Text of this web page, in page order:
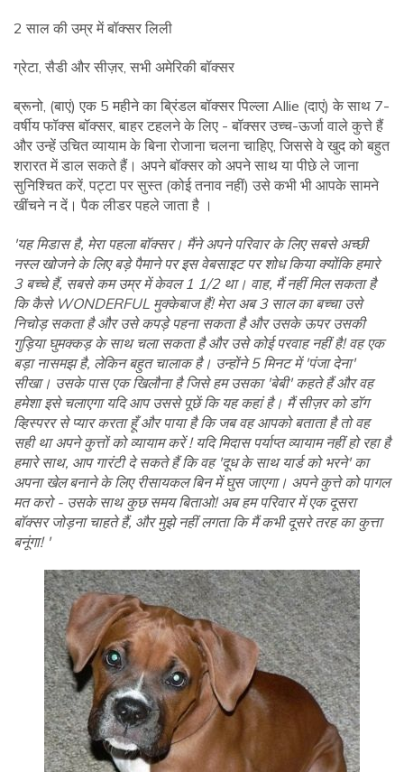
2 साल की उम्र में बॉक्सर लिली
ग्रेटा, सैडी और सीज़र, सभी अमेरिकी बॉक्सर
ब्रूनो, (बाएं) एक 5 महीने का ब्रिंडल बॉक्सर पिल्ला Allie (दाएं) के साथ 7-
वर्षीय फॉक्स बॉक्सर, बाहर टहलने के लिए - बॉक्सर उच्च-ऊर्जा वाले कुत्ते हैं
और उन्हें उचित व्यायाम के बिना रोजाना चलना चाहिए, जिससे वे खुद को बहुत
शरारत में डाल सकते हैं। अपने बॉक्सर को अपने साथ या पीछे ले जाना
सुनिश्चित करें, पट्टा पर सुस्त (कोई तनाव नहीं) उसे कभी भी आपके सामने
खींचने न दें। पैक लीडर पहले जाता है ।
'यह मिडास है, मेरा पहला बॉक्सर। मैंने अपने परिवार के लिए सबसे अच्छी
नस्ल खोजने के लिए बड़े पैमाने पर इस वेबसाइट पर शोध किया क्योंकि हमारे
3 बच्चे हैं, सबसे कम उम्र में केवल 1 1/2 था। वाह, मैं नहीं मिल सकता है
कि कैसे WONDERFUL मुक्केबाज हैं! मेरा अब 3 साल का बच्चा उसे
निचोड़ सकता है और उसे कपड़े पहना सकता है और उसके ऊपर उसकी
गुड़िया घुमक्कड़ के साथ चला सकता है और उसे कोई परवाह नहीं है! वह एक
बड़ा नासमझ है, लेकिन बहुत चालाक है। उन्होंने 5 मिनट में 'पंजा देना'
सीखा। उसके पास एक खिलौना है जिसे हम उसका 'बेबी' कहते हैं और वह
हमेशा इसे चलाएगा यदि आप उससे पूछें कि यह कहां है। मैं सीज़र को डॉग
व्हिस्परर से प्यार करता हूँ और पाया है कि जब वह आपको बताता है तो वह
सही था अपने कुत्तों को व्यायाम करें ! यदि मिदास पर्याप्त व्यायाम नहीं हो रहा है
हमारे साथ, आप गारंटी दे सकते हैं कि वह 'दूध के साथ यार्ड को भरने' का
अपना खेल बनाने के लिए रीसायकल बिन में घुस जाएगा। अपने कुत्ते को पागल
मत करो - उसके साथ कुछ समय बिताओ! अब हम परिवार में एक दूसरा
बॉक्सर जोड़ना चाहते हैं, और मुझे नहीं लगता कि मैं कभी दूसरे तरह का कुत्ता
बनूंगा! '